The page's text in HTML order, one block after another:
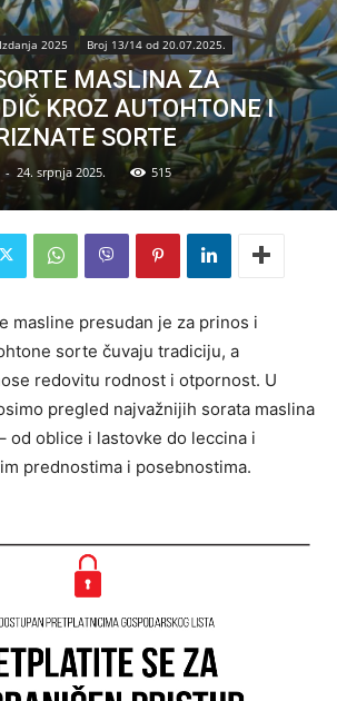
Izdanja 2025 Broj 13/14 od 20.07.2025.
MASLINA ZA
KROZ AUTOHTONE I
SORTE
- 24. srpnja 2025. 515
masline presudan je za prinos i
sorte čuvaju tradiciju, a
redovitu rodnost i otpornost. U
pregled najvažnijih sorata maslina
od oblice i lastovke do leccina i
prednostima i posebnostima.